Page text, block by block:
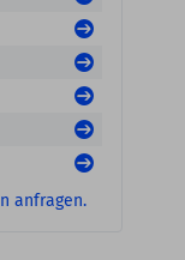
anfragen.